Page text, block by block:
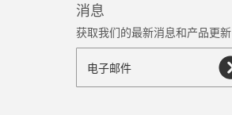
消息
获取我们的最新消息和产品更新
ᅠ电子邮件